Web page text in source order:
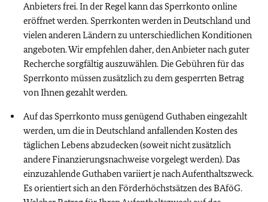
Anbieters frei. In der Regel kann das Sperrkonto online
eröffnet werden. Sperrkonten werden in Deutschland und
vielen anderen Ländern zu unterschiedlichen Konditionen
angeboten. Wir empfehlen daher, den Anbieter nach guter
Recherche sorgfältig auszuwählen. Die Gebühren für das
Sperrkonto müssen zusätzlich zu dem gesperrten Betrag
von Ihnen gezahlt werden.
Auf das Sperrkonto muss genügend Guthaben eingezahlt
werden, um die in Deutschland anfallenden Kosten des
täglichen Lebens abzudecken (soweit nicht zusätzlich
andere Finanzierungsnachweise vorgelegt werden). Das
einzuzahlende Guthaben variiert je nach Aufenthaltszweck.
Es orientiert sich an den Förderhöchstsätzen des BAföG.